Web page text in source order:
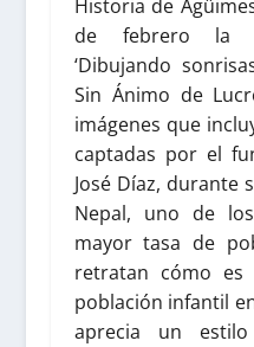
Historia de
de febrero la
‘Dibujando
Sin Ánimo de
imágenes que
captadas por el
José Díaz, durante
Nepal, uno de
mayor tasa de
retratan cómo
población infantil
aprecia un